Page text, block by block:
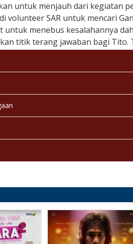
untuk menjauh dari kegiatan
volunteer SAR untuk mencari
untuk menebus kesalahannya
titik terang jawaban bagi